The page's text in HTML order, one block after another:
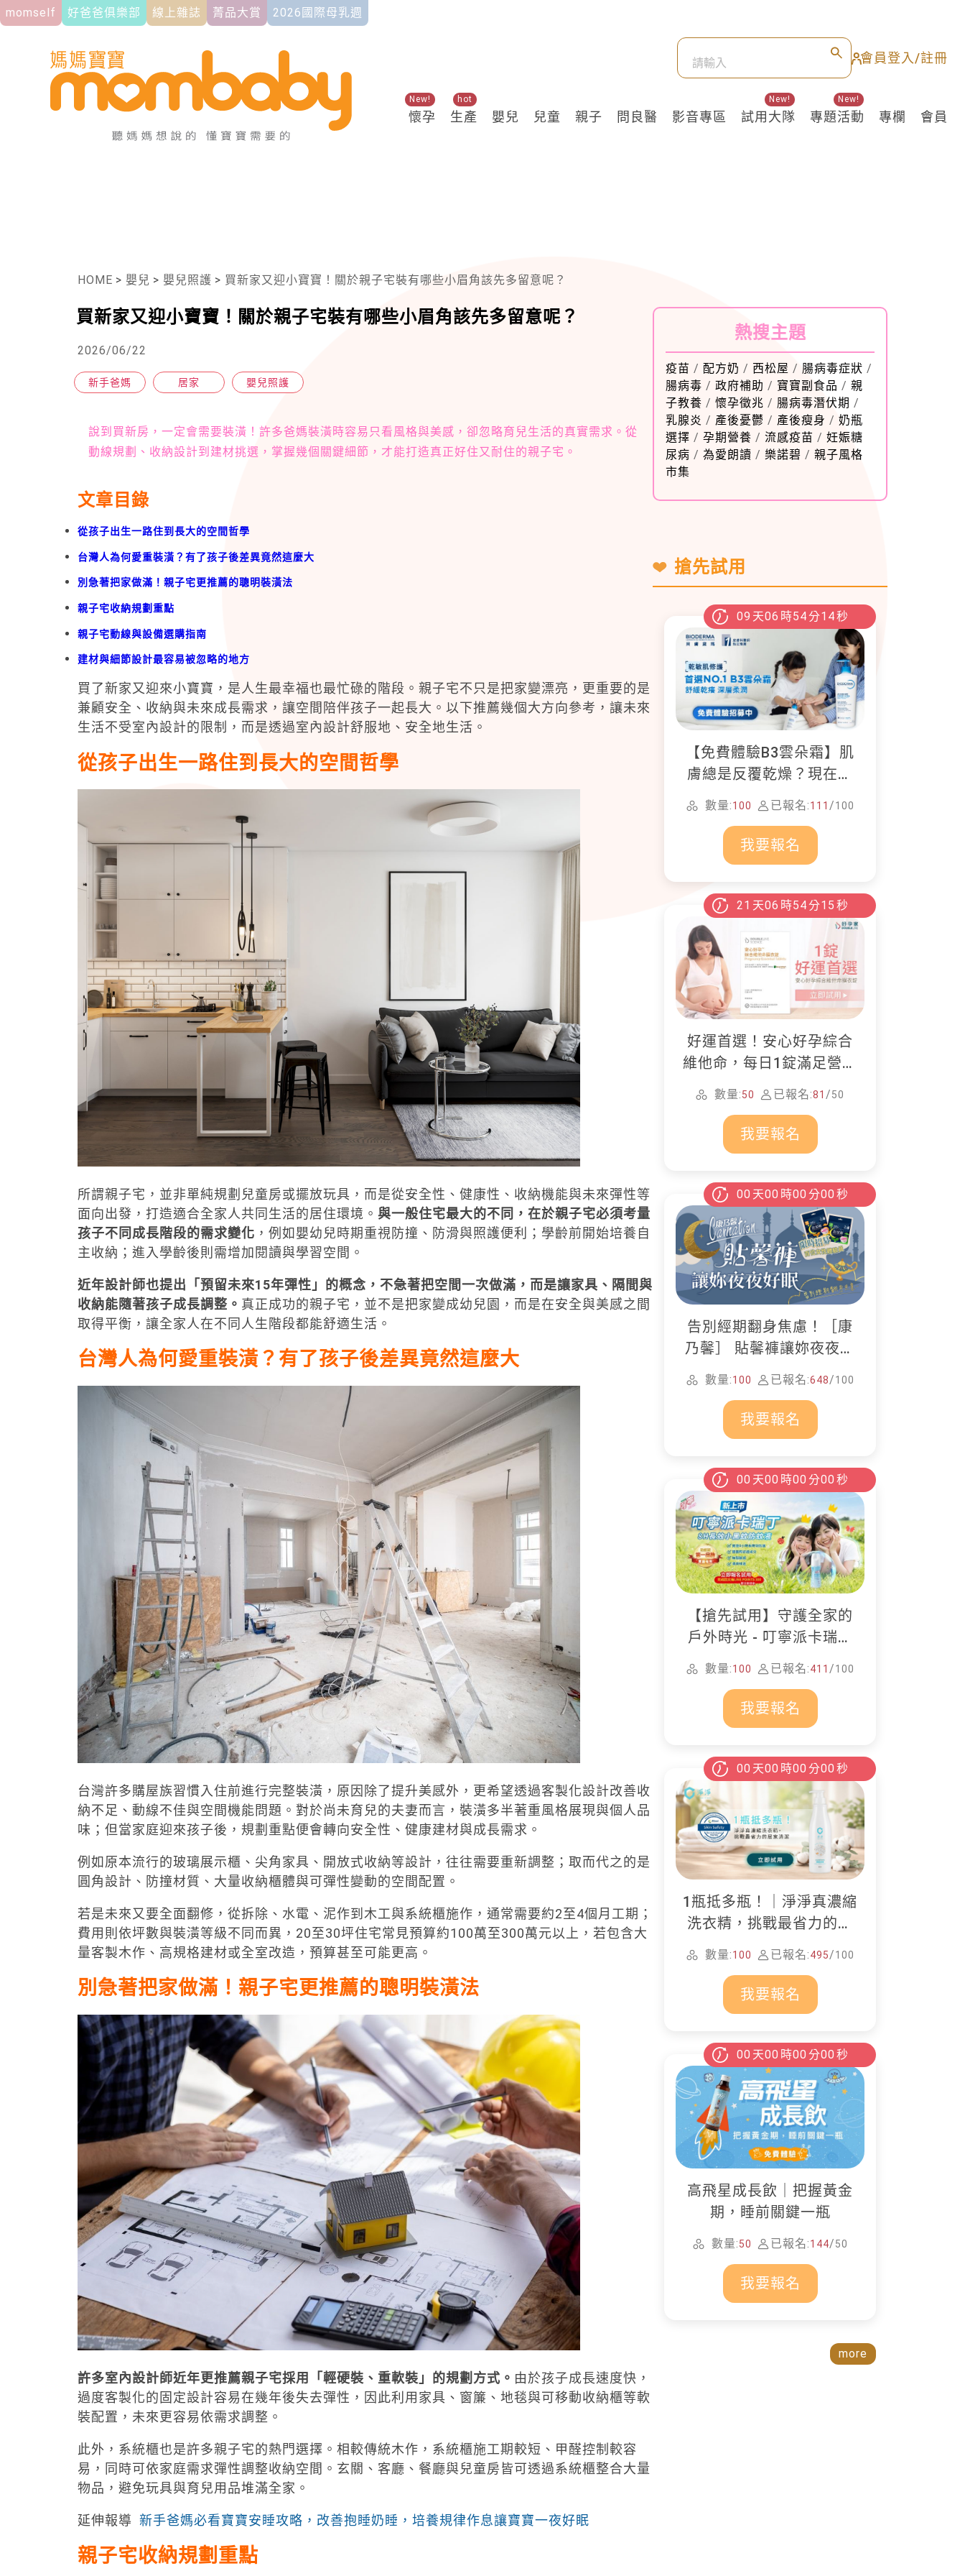
momself 好爸爸俱樂部 線上雜誌 菁品大賞 2026國際母乳週
會員登入/註冊
懷孕
New!
生產
hot
嬰兒 兒童 親子 問良醫 影音專區 試用大隊
New!
專題活動
New!
專欄 會員
HOME > 嬰兒 > 嬰兒照護 > 買新家又迎小寶寶！關於親子宅裝有哪些小眉角該先多留意呢？
買新家又迎小寶寶！關於親子宅裝有哪些小眉角該先多留意呢？
2026/06/22
新手爸媽 居家 嬰兒照護
說到買新房，一定會需要裝潢！許多爸媽裝潢時容易只看風格與美感，卻忽略育兒生活的真實需求。從
動線規劃、收納設計到建材挑選，掌握幾個關鍵細節，才能打造真正好住又耐住的親子宅。
文章目錄
從孩子出生一路住到長大的空間哲學
台灣人為何愛重裝潢？有了孩子後差異竟然這麼大
別急著把家做滿！親子宅更推薦的聰明裝潢法
親子宅收納規劃重點
親子宅動線與設備選購指南
建材與細節設計最容易被忽略的地方
買了新家又迎來小寶寶，是人生最幸福也最忙碌的階段。親子宅不只是把家變漂亮，更重要的是
兼顧安全、收納與未來成長需求，讓空間陪伴孩子一起長大。以下推薦幾個大方向參考，讓未來
生活不受室內設計的限制，而是透過室內設計舒服地、安全地生活。
從孩子出生一路住到長大的空間哲學
所謂親子宅，並非單純規劃兒童房或擺放玩具，而是從安全性、健康性、收納機能與未來彈性等
面向出發，打造適合全家人共同生活的居住環境。 與一般住宅最大的不同，在於親子宅必須考量
孩子不同成長階段的需求變化 ，例如嬰幼兒時期重視防撞、防滑與照護便利；學齡前開始培養自
主收納；進入學齡後則需增加閱讀與學習空間。
近年設計師也提出「預留未來15年彈性」的概念，不急著把空間一次做滿，而是讓家具、隔間與
收納能隨著孩子成長調整。 真正成功的親子宅，並不是把家變成幼兒園，而是在安全與美感之間
取得平衡，讓全家人在不同人生階段都能舒適生活。
台灣人為何愛重裝潢？有了孩子後差異竟然這麼大
台灣許多購屋族習慣入住前進行完整裝潢，原因除了提升美感外，更希望透過客製化設計改善收
納不足、動線不佳與空間機能問題。對於尚未育兒的夫妻而言，裝潢多半著重風格展現與個人品
味；但當家庭迎來孩子後，規劃重點便會轉向安全性、健康建材與成長需求。
例如原本流行的玻璃展示櫃、尖角家具、開放式收納等設計，往往需要重新調整；取而代之的是
圓角設計、防撞材質、大量收納櫃體與可彈性變動的空間配置。
若是未來又要全面翻修，從拆除、水電、泥作到木工與系統櫃施作，通常需要約2至4個月工期；
費用則依坪數與裝潢等級不同而異，20至30坪住宅常見預算約100萬至300萬元以上，若包含大
量客製木作、高規格建材或全室改造，預算甚至可能更高。
別急著把家做滿！親子宅更推薦的聰明裝潢法
許多室內設計師近年更推薦親子宅採用「輕硬裝、重軟裝」的規劃方式。 由於孩子成長速度快，
過度客製化的固定設計容易在幾年後失去彈性，因此利用家具、窗簾、地毯與可移動收納櫃等軟
裝配置，未來更容易依需求調整。
此外，系統櫃也是許多親子宅的熱門選擇。相較傳統木作，系統櫃施工期較短、甲醛控制較容
易，同時可依家庭需求彈性調整收納空間。玄關、客廳、餐廳與兒童房皆可透過系統櫃整合大量
物品，避免玩具與育兒用品堆滿全家。
延伸報導 新手爸媽必看寶寶安睡攻略，改善抱睡奶睡，培養規律作息讓寶寶一夜好眠
親子宅收納規劃重點
熱搜主題
疫苗 / 配方奶 / 西松屋 / 腸病毒症狀 /
腸病毒 / 政府補助 / 寶寶副食品 / 親
子教養 / 懷孕徵兆 / 腸病毒潛伏期 /
乳腺炎 / 產後憂鬱 / 產後瘦身 / 奶瓶
選擇 / 孕期營養 / 流感疫苗 / 妊娠糖
尿病 / 為愛朗讀 / 樂諾碧 / 親子風格
市集
搶先試用
09 天06 時54分13秒
【免費體驗B3雲朵霜】肌
膚總是反覆乾燥？現在就
加入貝膚黛瑪修護體驗計
畫！
數量:100 已報名:111 /100
我要報名
21 天06 時54分14 秒
好運首選！安心好孕綜合
維他命，每日1錠滿足營養
所需
數量:50 已報名:81 /50
我要報名
00 天00 時00 分00 秒
告別經期翻身焦慮！［康
乃馨］ 貼馨褲讓妳夜夜好
數量:100 已報名:648/100
我要報名
00 天00 時00 分00 秒
【搶先試用】守護全家的
戶外時光 - 叮寧派卡瑞丁
防蚊液
數量:100 已報名:411 /100
我要報名
00 天00 時00 分00 秒
1瓶抵多瓶！｜淨淨真濃縮
洗衣精，挑戰最省力的居
家清潔
數量:100 已報名:495/100
我要報名
00 天00 時00 分00 秒
高飛星成長飲｜把握黃金
期，睡前關鍵一瓶
數量:50 已報名:144/50
我要報名
more